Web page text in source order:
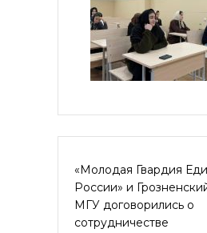
«Молодая Гвардия
России» и
МГУ договорились о
сотрудничестве